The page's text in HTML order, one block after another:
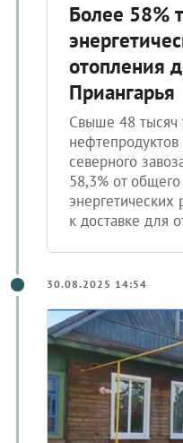
Более 58%
отопления
Приангарья
Свыше 48 тысяч
северного
58,3% от
энергетических
к доставке для
30.08.2025 14:54